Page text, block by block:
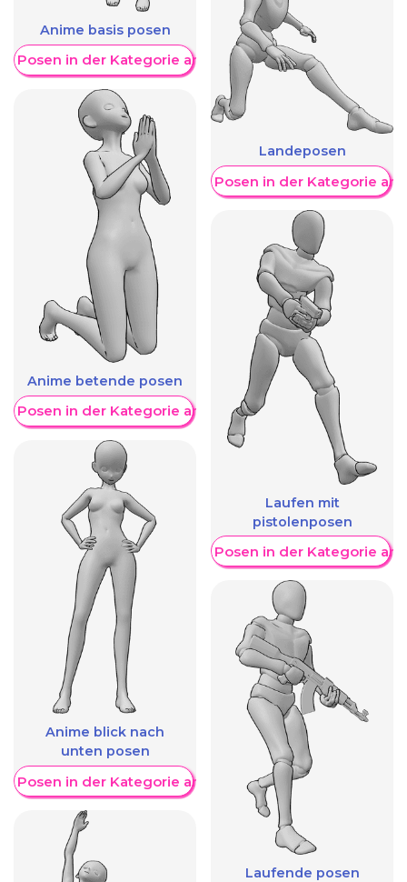
Anime basis posen
Posen in der Kategorie anzeigen
Anime betende posen
Posen in der Kategorie anzeigen
Anime blick nach
unten posen
Posen in der Kategorie anzeigen
Landeposen
Weitere Posen in der Kategorie
Laufen mit
pistolenposen
Weitere Posen in der Kategorie
Laufende posen